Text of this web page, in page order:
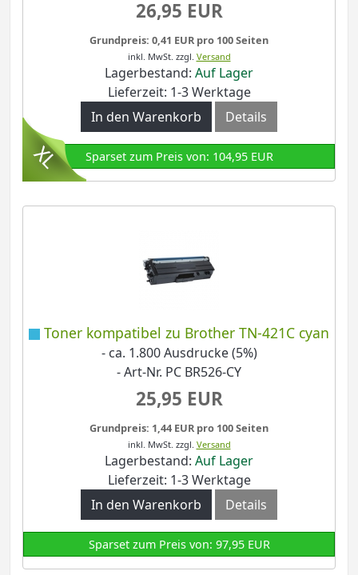
26,95 EUR
Grundpreis: 0,41 EUR pro 100 Seiten
inkl. MwSt. zzgl. Versand
Lagerbestand: Auf Lager
Lieferzeit: 1-3 Werktage
In den Warenkorb
Details
Sparset zum Preis von: 104,95 EUR
Toner kompatibel zu Brother TN-421C cyan
- ca. 1.800 Ausdrucke (5%)
- Art-Nr. PC BR526-CY
25,95 EUR
Grundpreis: 1,44 EUR pro 100 Seiten
inkl. MwSt. zzgl. Versand
Lagerbestand: Auf Lager
Lieferzeit: 1-3 Werktage
In den Warenkorb
Details
Sparset zum Preis von: 97,95 EUR